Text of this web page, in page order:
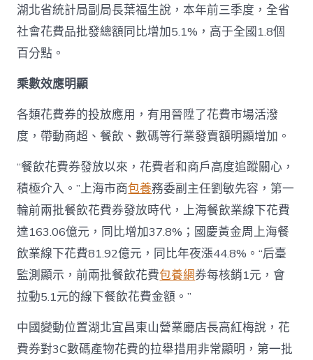
湖北省統計局副局長葉福生說，本年前三季度，全省
社會花費品批發總額同比增加5.1%，高于全國1.8個
百分點。
乘數效應明顯
各類花費券的投放應用，有用晉陞了花費市場活潑
度，帶動商超、餐飲、數碼等行業發賣額明顯增加。
“餐飲花費券發放以來，花費者和商戶高度追蹤關心，
積極介入。”上海市商包養務委副主任劉敏先容，第一
輪前兩批餐飲花費券發放時代，上海餐飲業線下花費
達163.06億元，同比增加37.8%；國慶黃金周上海餐
飲業線下花費81.92億元，同比年夜漲44.8%。“后臺
監測顯示，前兩批餐飲花費包養網券每核銷1元，會
拉動5.1元的線下餐飲花費金額。”
中國變動位置湖北宜昌東山營業廳店長高紅梅說，花
費券對3C數碼產物花費的拉舉措用非常顯明，第一批